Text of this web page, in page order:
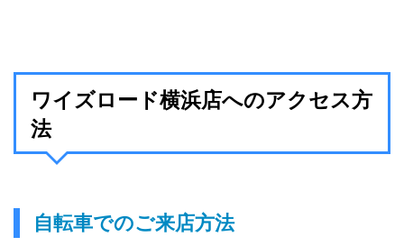
ワイズロード横浜店へのアクセス方
法
自転車でのご来店方法